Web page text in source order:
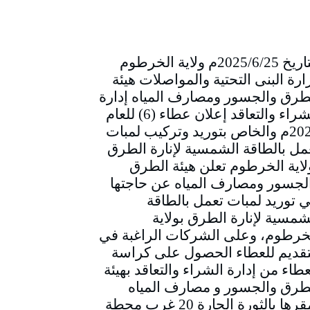
التاريخ 2025/6/25م ولاية الخرطوم
البنى التحتية والمواصلات هيئة
والجسور ومصارف المياه إدارة
الشراء والتعاقد إعلان عطاء (6) للعام
2025م والخاص بتوريد وتركيب لمبات
بالطاقة الشمسية لإنارة الطرق
الخرطوم تعلن هيئة الطرق
ومصارف المياه عن حاجتها
توريد لمبات تعمل بالطاقة
لإنارة الطرق بولاية
وعلى الشركات الراغبة في
للعطاء الحصول على كراسة
من إدارة الشراء والتعاقد بهيئة
والجسور و مصارف المياه
بمقرها بالثورة الحارة 20 غرب محطة